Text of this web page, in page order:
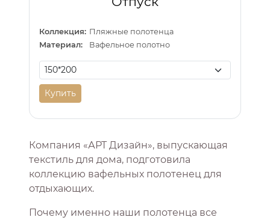
Коллекция: Пляжные полотенца
Материал:
Вафельное полотно
Купить
Компания «АРТ Дизайн», выпускающая
текстиль для дома, подготовила
коллекцию вафельных полотенец для
отдыхающих.
Почему именно наши полотенца все